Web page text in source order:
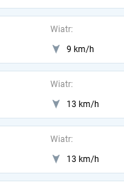
Wiatr:
9 km/h
Wiatr:
13 km/h
Wiatr:
13 km/h